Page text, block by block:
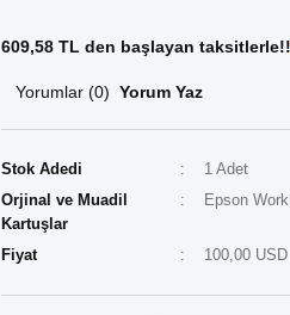
609,58 TL den başlayan taksitlerle!!
Yorumlar (0) Yorum Yaz
Stok Adedi
1 Adet
Orjinal ve Muadil
Kartuşlar
Epson
Fiyat 100,00